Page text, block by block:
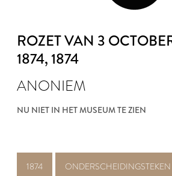
ROZET VAN 3
1874, 1874
ANONIEM
NU NIET IN HET MUSEUM TE ZIEN
1874 ONDERSCHEIDINGSTEKEN